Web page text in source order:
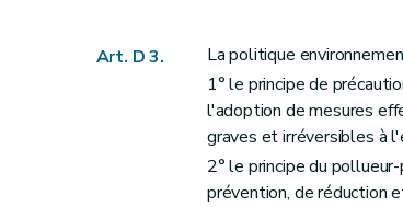
Art. D206
Art. D207
Art. D208
Art. D209
Art. D2010
Art. D 3.
La politique
1° le principe de
l'adoption de mesures
graves et irréversibles à
2° le principe du
prévention, de réduction